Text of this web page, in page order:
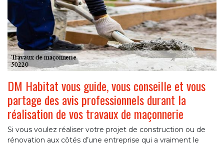
DM Habitat vous guide, vous conseille et vous
partage des avis professionnels durant la
réalisation de vos travaux de maçonnerie
Si vous voulez réaliser votre projet de construction ou de
rénovation aux côtés d’une entreprise qui a vraiment le